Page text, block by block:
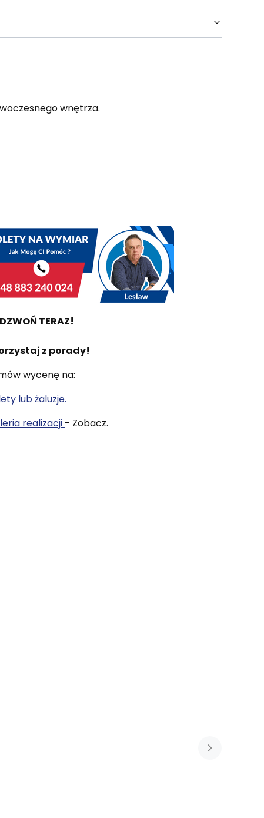
wnętrza.
TERAZ!
z porady!
wycenę na:
lub żaluzje.
realizacji - Zobacz.